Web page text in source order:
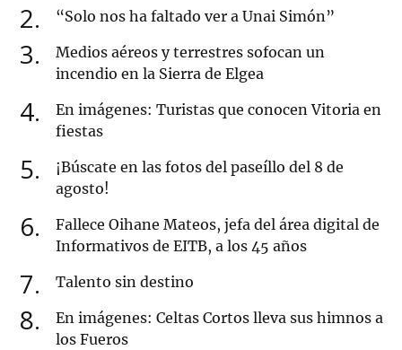
2 “Solo nos ha faltado ver a Unai Simón”
3
Medios aéreos y terrestres sofocan un
incendio en la Sierra de Elgea
4
En imágenes: Turistas que conocen Vitoria en
fiestas
5
¡Búscate en las fotos del paseíllo del 8 de
agosto!
6
Fallece Oihane Mateos, jefa del área digital de
Informativos de EITB, a los 45 años
7 Talento sin destino
8
En imágenes: Celtas Cortos lleva sus himnos a
los Fueros